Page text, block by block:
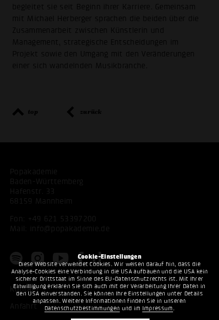
Cookie-Einstellungen
Diese Website verwendet Cookies. Wir weisen darauf hin, dass die
Analyse-Cookies eine Verbindung in die USA aufbauen und die USA kein
sicherer Drittstaat im Sinne des EU-Datenschutzrechts ist. Mit Ihrer
Einwilligung erklären Sie sich auch mit der Verarbeitung Ihrer Daten in
den USA einverstanden. Sie können Ihre Einstellungen unter Details
anpassen. Weitere Informationen finden Sie in unseren
Datenschutzbestimmungen und im Impressum .
begleitet sie seit Beginn ihrer Karriere. Gemeinsam
mit Michael Herberger sprachen die beiden über die
Zusammenarbeit zwischen Künstlerin und
Management, strategische Entscheidungen im
Projekt sowie den Umgang mit den Veränderungen
einer sich wandelnden Musikbranche.
top zurück
Popakademie
Baden-Württemberg
Hafenstr. 33
68159 Mannheim
Fon:
+49 621 53397200
Mail:
info@popakademie.de
Kontakt
Anfahrt